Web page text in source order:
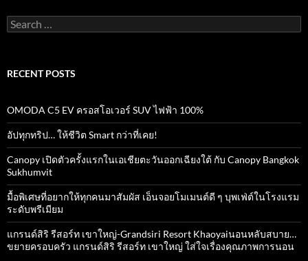
Search
for:
RECENT POSTS
OMODA C5 EV ครอสโอเวอร์ SUV ไฟฟ้า 100%
อัปทุกทริป… ให้ชีวิต Smart กว่าที่เคย!
Canopy เปิดตัวครั้งแรกในเอเชียตะวันออกเฉียงใต้ กับ Canopy Bangkok
Sukhumvit
มื้อพิเศษที่อยากให้ทุกคนมาสัมผัส เอ็นจอยโมเมนต์ดี ๆ บุพเฟ่ต์ในโรงแรม
ระดับพรีเมียม
แกรนด์สิริ​ รีสอร์ท​ เขาใหญ่​-Grandsiri​ Resort​ Khaoyaiนอนหลับสบาย…
ขยายครอบครัว แกรนด์สิริ รีสอร์ท เขาใหญ่ ใส่ใจเรื่องคุณภาพการนอน